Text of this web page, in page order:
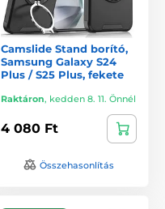
Camslide Stand borító,
Samsung Galaxy S24
Plus / S25 Plus, fekete
Raktáron, kedden 8. 11. Önnél
4 080 Ft
Összehasonlítás